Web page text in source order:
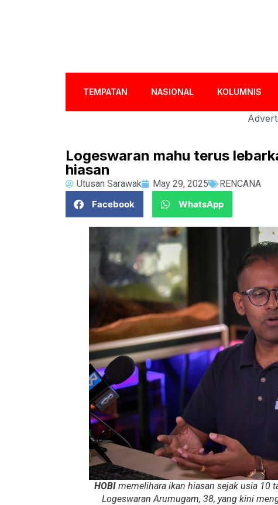
TEMPATAN NASIONAL KOLUMNIS
Logeswaran mahu terus
hiasan
Utusan Sarawak May 29, 2025
RENCANA
Facebook
WhatsApp
HOBImemelihara ikan hiasan sejak usia 10
Logeswaran Arumugam, 38, yang kini